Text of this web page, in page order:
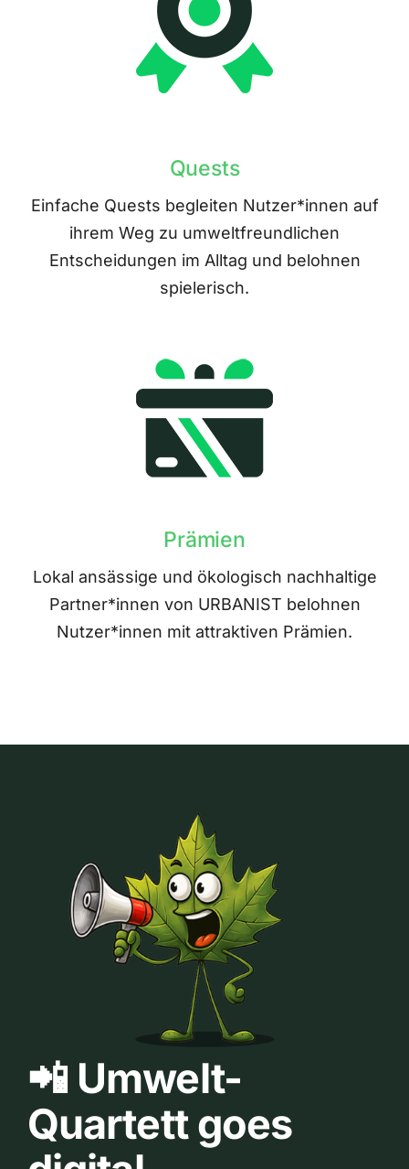
Quests
Einfache Quests begleiten Nutzer*innen auf
ihrem Weg zu umweltfreundlichen
Entscheidungen im Alltag und belohnen
spielerisch.
Prämien
Lokal ansässige und ökologisch nachhaltige
Partner*innen von URBANIST belohnen
Nutzer*innen mit attraktiven Prämien.
📲 Umwelt-
Quartett goes